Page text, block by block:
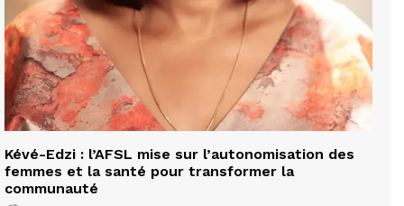
Kévé-Edzi : l’AFSL mise sur l’autonomisation des
femmes et la santé pour transformer la
communauté